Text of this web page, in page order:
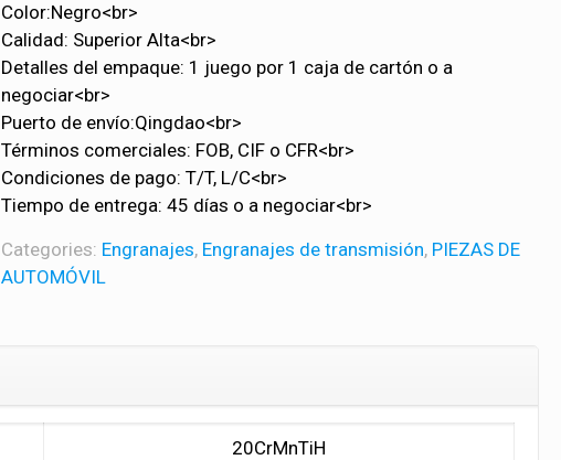
Color:Negro<br>
Calidad: Superior Alta<br>
Detalles del empaque: 1 juego por 1 caja de cartón o a
negociar<br>
Puerto de envío:Qingdao<br>
Términos comerciales: FOB, CIF o CFR<br>
Condiciones de pago: T/T, L/C<br>
Tiempo de entrega: 45 días o a negociar<br>
Categories: Engranajes, Engranajes de transmisión, PIEZAS DE
AUTOMÓVIL
20CrMnTiH